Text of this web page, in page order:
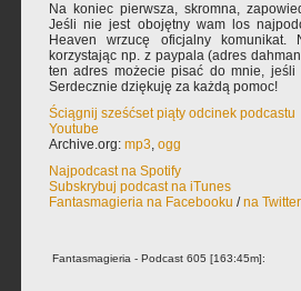
Na koniec pierwsza, skromna,
Jeśli nie jest obojętny wam los
Heaven wrzucę oficjalny komunikat.
korzystając np. z paypala (adres
ten adres możecie pisać do mnie, jeśli
Serdecznie dziękuję za każdą pomoc!
Ściągnij sześćset piąty odcinek podcastu
Youtube
Archive.org: mp3, ogg
Najpodcast na Spotify
Subskrybuj podcast na iTunes
Fantasmagieria na Facebooku /na
Fantasmagieria - Podcast 605 [163:45m]: